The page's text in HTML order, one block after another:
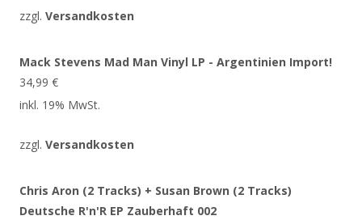
zzgl. Versandkosten
Mack Stevens Mad Man Vinyl LP - Argentinien Import!
34,99 €
inkl. 19% MwSt.
zzgl. Versandkosten
Chris Aron (2 Tracks) + Susan Brown (2 Tracks)
Deutsche R'n'R EP Zauberhaft 002